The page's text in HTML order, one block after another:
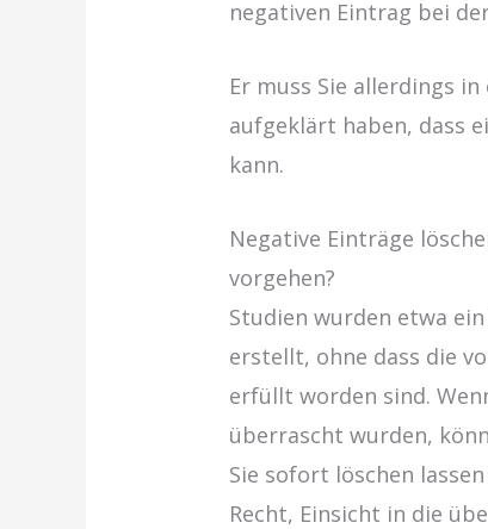
negativen Eintrag bei
Er muss Sie allerdings
aufgeklärt haben, dass
kann.
Negative Einträge
vorgehen?
Studien wurden etwa
erstellt, ohne dass die
erfüllt worden sind.
überrascht wurden,
Sie sofort löschen
Recht, Einsicht in die